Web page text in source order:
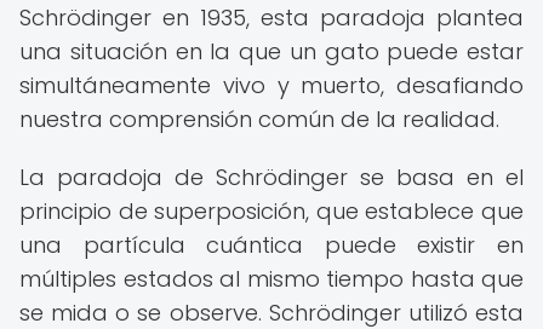
Schrödinger en 1935, esta paradoja plantea
una situación en la que un gato puede estar
simultáneamente vivo y muerto, desafiando
nuestra comprensión común de la realidad.
La paradoja de Schrödinger se basa en el
principio de superposición, que establece que
una partícula cuántica puede existir en
múltiples estados al mismo tiempo hasta que
se mida o se observe. Schrödinger utilizó esta